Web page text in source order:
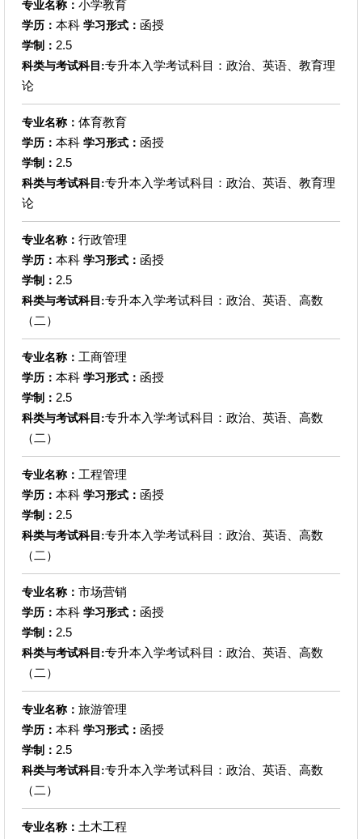
专业名称： 小学教育
学历： 本科 学习形式： 函授
学制： 2.5
科类与考试科目:专升本入学考试科目：政治、英语、教育理
论
专业名称： 体育教育
学历： 本科 学习形式： 函授
学制： 2.5
科类与考试科目:专升本入学考试科目：政治、英语、教育理
论
专业名称： 行政管理
学历： 本科 学习形式： 函授
学制： 2.5
科类与考试科目:专升本入学考试科目：政治、英语、高数
（二）
专业名称： 工商管理
学历： 本科 学习形式： 函授
学制： 2.5
科类与考试科目:专升本入学考试科目：政治、英语、高数
（二）
专业名称： 工程管理
学历： 本科 学习形式： 函授
学制： 2.5
科类与考试科目:专升本入学考试科目：政治、英语、高数
（二）
专业名称： 市场营销
学历： 本科 学习形式： 函授
学制： 2.5
科类与考试科目:专升本入学考试科目：政治、英语、高数
（二）
专业名称： 旅游管理
学历： 本科 学习形式： 函授
学制： 2.5
科类与考试科目:专升本入学考试科目：政治、英语、高数
（二）
专业名称： 土木工程